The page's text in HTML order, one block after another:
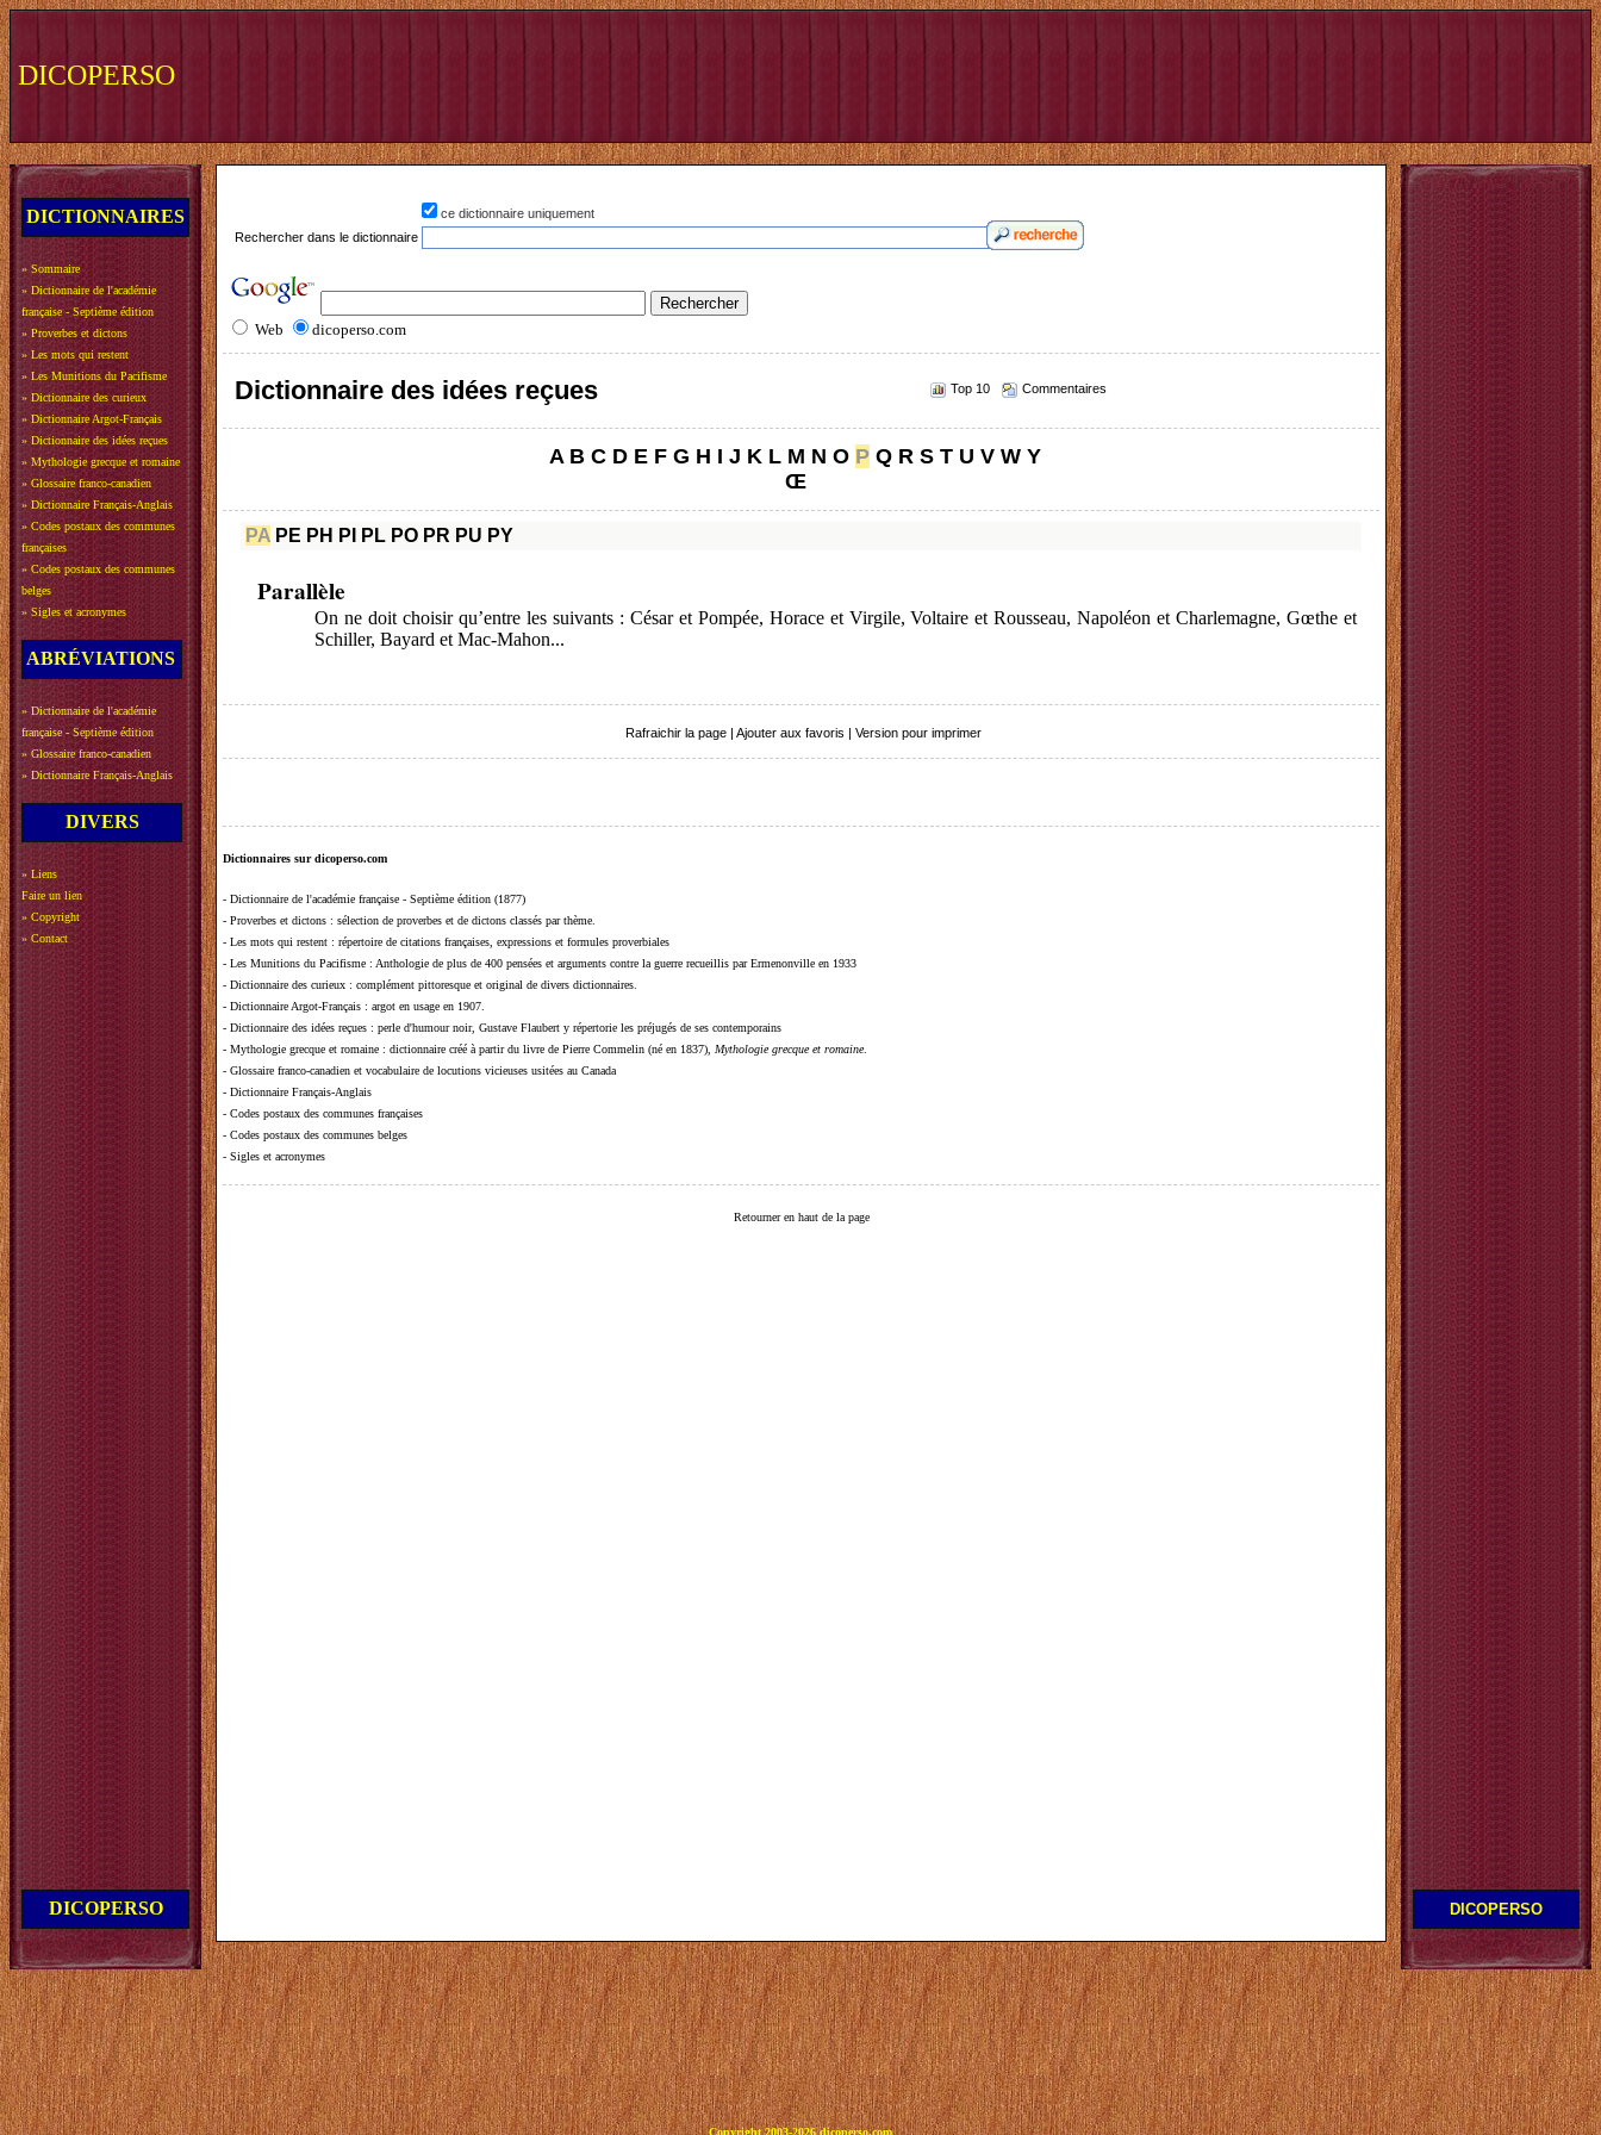
DICOPERSO
DICTIONNAIRES
» Sommaire
» Dictionnaire de l'académie
française - Septième édition
» Proverbes et dictons
» Les mots qui restent
» Les Munitions du Pacifisme
» Dictionnaire des curieux
» Dictionnaire Argot-Français
» Dictionnaire des idées reçues
» Mythologie grecque et romaine
» Glossaire franco-canadien
» Dictionnaire Français-Anglais
» Codes postaux des communes
françaises
» Codes postaux des communes
belges
» Sigles et acronymes
ABRÉVIATIONS
» Dictionnaire de l'académie
française - Septième édition
» Glossaire franco-canadien
» Dictionnaire Français-Anglais
DIVERS
» Liens
Faire un lien
» Copyright
» Contact
DICOPERSO
ce dictionnaire uniquement
Rechercher dans le dictionnaire
Web dicoperso.com
Dictionnaire des idées reçues Top 10 Commentaires
A B C D E F G H I J K L M N O P Q R S T U V W Y
Œ
PA PE PH PI PL PO PR PU PY
Parallèle
On ne doit choisir qu’entre les suivants : César et Pompée, Horace et Virgile, Voltaire et Rousseau, Napoléon et Charlemagne, Gœthe et
Schiller, Bayard et Mac-Mahon...
Rafraichir la page | Ajouter aux favoris | Version pour imprimer
Dictionnaires sur dicoperso.com
- Dictionnaire de l'académie française - Septième édition (1877)
- Proverbes et dictons : sélection de proverbes et de dictons classés par thème.
- Les mots qui restent : répertoire de citations françaises, expressions et formules proverbiales
- Les Munitions du Pacifisme : Anthologie de plus de 400 pensées et arguments contre la guerre recueillis par Ermenonville en 1933
- Dictionnaire des curieux : complément pittoresque et original de divers dictionnaires.
- Dictionnaire Argot-Français : argot en usage en 1907.
- Dictionnaire des idées reçues : perle d'humour noir, Gustave Flaubert y répertorie les préjugés de ses contemporains
- Mythologie grecque et romaine : dictionnaire créé à partir du livre de Pierre Commelin (né en 1837), Mythologie grecque et romaine.
- Glossaire franco-canadien et vocabulaire de locutions vicieuses usitées au Canada
- Dictionnaire Français-Anglais
- Codes postaux des communes françaises
- Codes postaux des communes belges
- Sigles et acronymes
Retourner en haut de la page
DICOPERSO
Copyright 2003-2026 dicoperso.com